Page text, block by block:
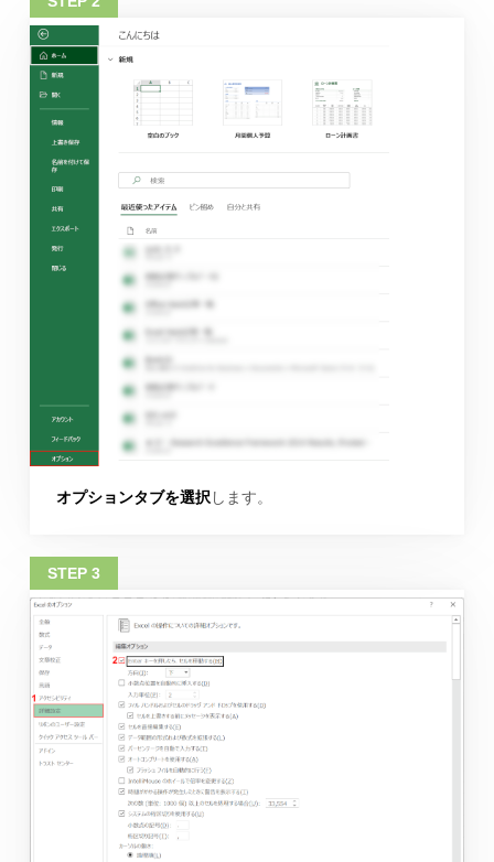
オプションタブを選択 します。